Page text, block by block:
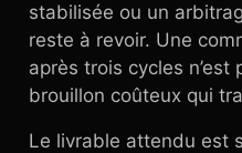
stabilisée ou un
reste à revoir. Une
après trois cycles n’est
brouillon coûteux qui
Le livrable attendu est